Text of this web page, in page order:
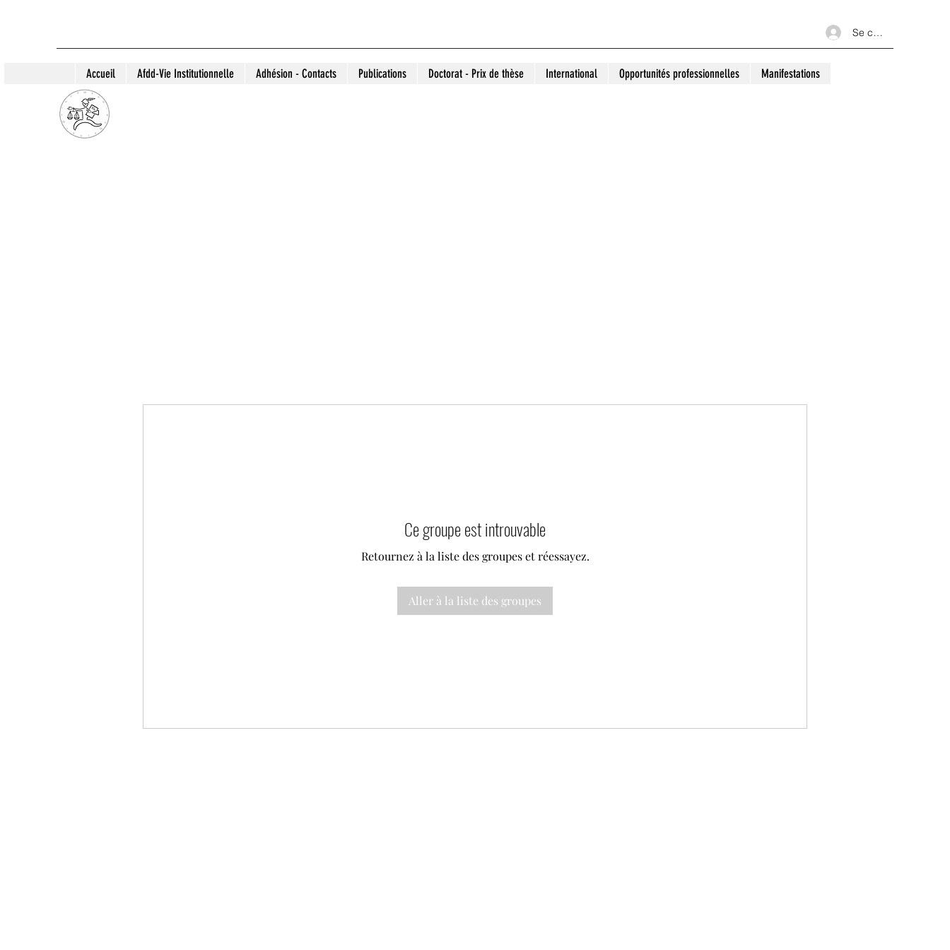
Se connecter
Accueil Afdd-Vie Institutionnelle Adhésion - Contacts Publications Doctorat - Prix de thèse International Opportunités professionnelles Manifestations
Ce groupe est introuvable
Retournez à la liste des groupes et réessayez.
Aller à la liste des groupes